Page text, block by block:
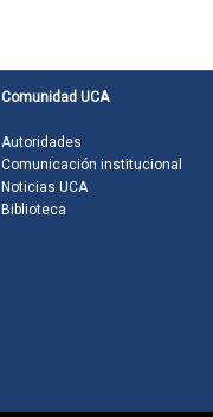
Comunidad UCA
Autoridades
Comunicación institucional
Noticias UCA
Biblioteca